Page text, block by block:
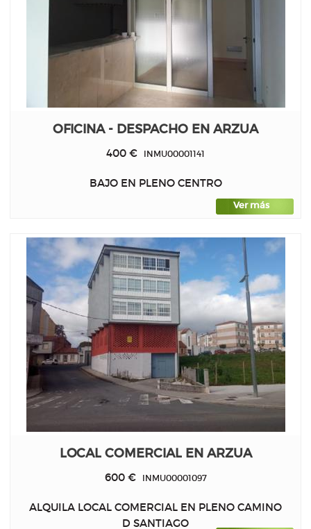
OFICINA - DESPACHO EN ARZUA
400 € INMU00001141
BAJO EN PLENO CENTRO
Ver más
LOCAL COMERCIAL EN ARZUA
600 €INMU00001097
ALQUILA LOCAL COMERCIAL EN PLENO CAMINO
D SANTIAGO